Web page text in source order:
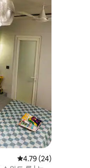
평점 4.79점(5점 만점
4.79 (24)